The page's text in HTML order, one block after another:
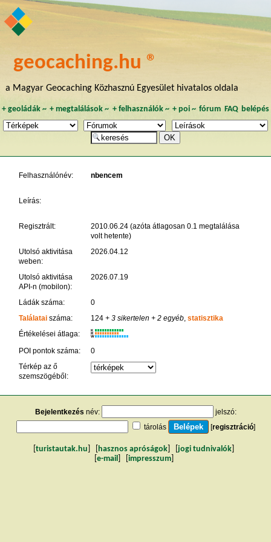
geocaching.hu ®
a Magyar Geocaching Közhasznú Egyesület hivatalos oldala
+ geoládák~ +megtalálások ~ + felhasználók~ + poi~ fórum FAQ belépés
Felhasználónév: nbencem
Leírás:
Regisztrált:
2010.06.24 (azóta átlagosan 0.1 megtalálása
volt hetente)
Utolsó aktivitása
weben:
2026.04.12
Utolsó aktivitása
API-n (mobilon):
2026.07.19
Ládák száma:
0
Találataiszáma: 124+ 3 sikertelen + 2 egyéb, statisztika
Értékelései átlaga:
K
R
W
POI pontok száma:
0
Térkép az ő
szemszögéből:
Bejelentkezés név:
jelszó:
tárolás
[regisztráció]
turistautak.hu hasznos apróságok jogi tudnivalók
e-mail impresszum]